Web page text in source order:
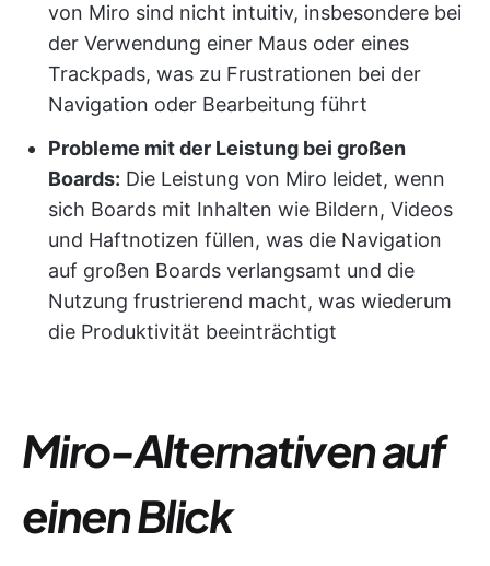
von Miro sind nicht intuitiv, insbesondere bei
der Verwendung einer Maus oder eines
Trackpads, was zu Frustrationen bei der
Navigation oder Bearbeitung führt
Probleme mit der Leistung bei großen
Boards: Die Leistung von Miro leidet, wenn
sich Boards mit Inhalten wie Bildern, Videos
und Haftnotizen füllen, was die Navigation
auf großen Boards verlangsamt und die
Nutzung frustrierend macht, was wiederum
die Produktivität beeinträchtigt
Miro-Alternativen auf
einen Blick